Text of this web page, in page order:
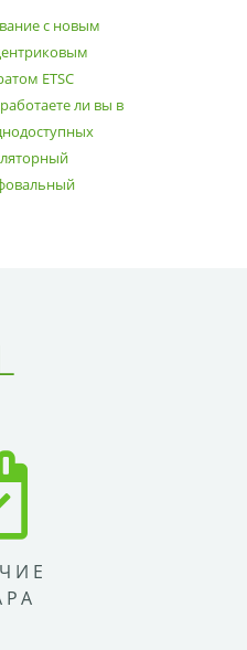
с новым
ETSC
ли вы в